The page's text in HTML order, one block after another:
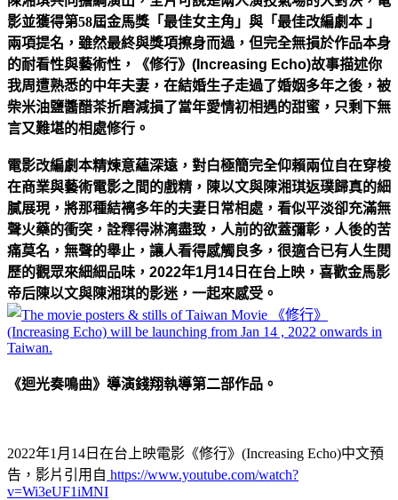
影並獲得第58屆金馬獎「最佳女主角」與「最佳改編劇本 」
兩項提名，雖然最終與獎項擦身而過，但完全無損於作品本身
的耐看性與藝術性，
《修行》(Increasing Echo)故事描述你
我周遭熟悉的中年夫妻，在結婚生子走過了婚姻多年之後，被
柴米油鹽醬醋茶折磨減損了當年愛情初相遇的甜蜜 ，只剩下無
言又難堪的相處修行。
電影改編劇本精煉意蘊深遠，對白極簡完全仰賴兩位自在穿梭
在商業與藝術電影之間的戲精， 陳以文與陳湘琪返璞歸真的細
膩展現，將那種結褵多年的夫妻日常相處，看似平淡卻充滿無
聲火藥的衝突， 詮釋得淋漓盡致，人前的欲蓋彌彰，人後的苦
痛莫名，無聲的舉止，讓人看得感觸良多，很適合已有人生閱
歷的觀眾來細細品味，2022年1月14日在台上映，喜歡金馬影
帝后陳以文與陳湘琪的影迷，一起來感受 。
《迴光奏鳴曲》導演錢翔執導第二部作品。
2022年1月14日在台上映電影《修行》(Increasing Echo)中文預
告，影片引用自 https://www.youtube.com/watch?
v=Wi3eUF1iMNI